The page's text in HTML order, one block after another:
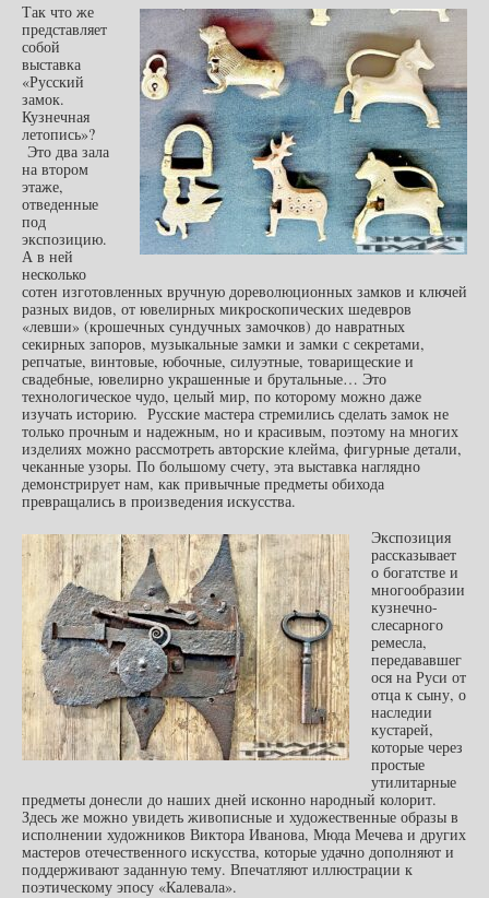
Так что же
представляет
собой
выставка
«Русский
замок.
Кузнечная
летопись»?
Это два зала
на втором
этаже,
отведенные
под
экспозицию.
А в ней
несколько
сотен изготовленных вручную дореволюционных замков и ключей
разных видов, от ювелирных микроскопических шедевров
«левши» (крошечных сундучных замочков) до навратных
секирных запоров, музыкальные замки и замки с секретами,
репчатые, винтовые, юбочные, силуэтные, товарищеские и
свадебные, ювелирно украшенные и брутальные… Это
технологическое чудо, целый мир, по которому можно даже
изучать историю. Русские мастера стремились сделать замок не
только прочным и надежным, но и красивым, поэтому на многих
изделиях можно рассмотреть авторские клейма, фигурные детали,
чеканные узоры. По большому счету, эта выставка наглядно
демонстрирует нам, как привычные предметы обихода
превращались в произведения искусства.
Экспозиция
рассказывает
о богатстве и
многообразии
кузнечно-
слесарного
ремесла,
передававшег
ося на Руси от
отца к сыну, о
наследии
кустарей,
которые через
простые
утилитарные
предметы донесли до наших дней исконно народный колорит.
Здесь же можно увидеть живописные и художественные образы в
исполнении художников Виктора Иванова, Мюда Мечева и других
мастеров отечественного искусства, которые удачно дополняют и
поддерживают заданную тему. Впечатляют иллюстрации к
поэтическому эпосу «Калевала».